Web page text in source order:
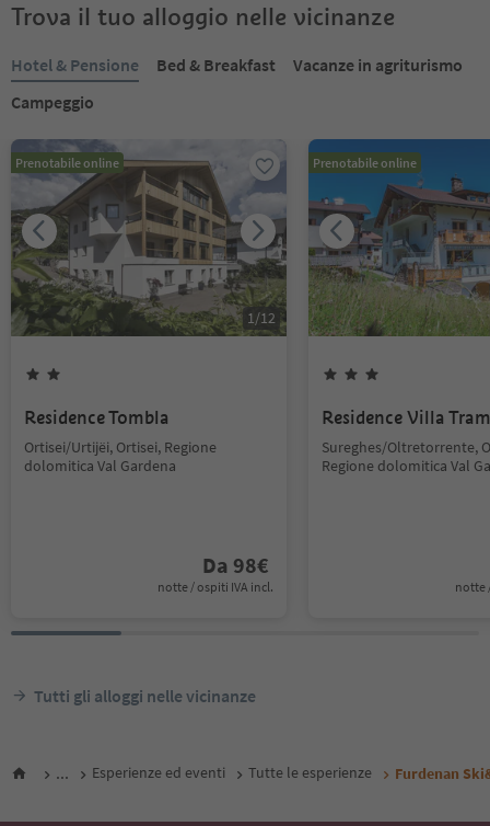
Trova il tuo alloggio nelle vicinanze
Hotel & Pensione Bed & Breakfast
Vacanze in agriturismo
Campeggio
Prenotabile online
1/12
Residence Tombla
Ortisei/Urtijëi, Ortisei, Regione
dolomitica Val Gardena
Da 98€
notte / ospiti IVA incl.
Prenotabile online
Residence Villa
Sureghes/Oltretorrente,
Regione dolomitica Val
notte
Tutti gli alloggi nelle vicinanze
... Esperienze ed eventi Tutte le esperienze Furdenan